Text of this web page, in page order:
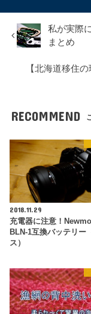
私が実際
まとめ
【北海道移住
RECOMMEND
2018.11.29
充電器に注意！
BLN-1互換バッテリー
ス）